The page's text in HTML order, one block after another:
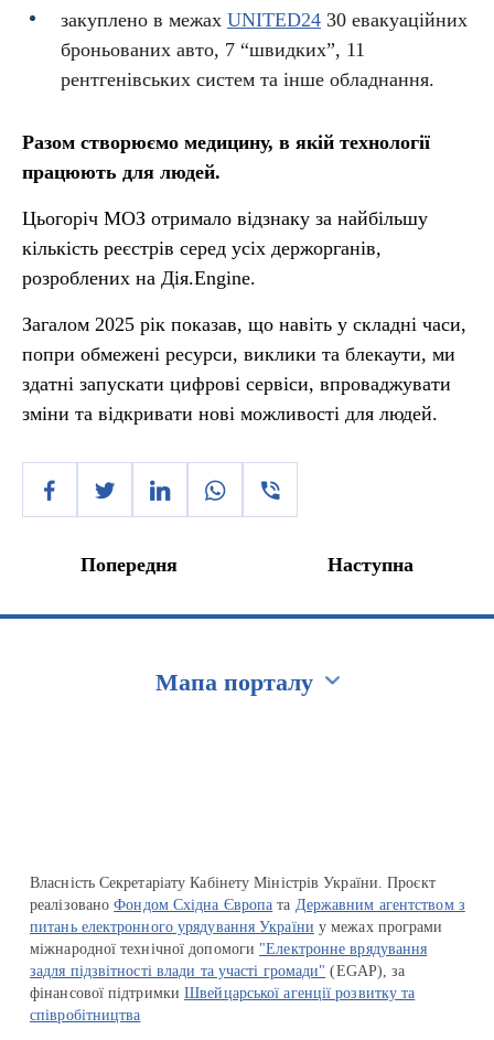
закуплено в межах UNITED24 30 евакуаційних
броньованих авто, 7 “швидких”, ⁠⁠11
рентгенівських систем та інше обладнання.
Разом створюємо медицину, в якій технології
працюють для людей.
Цьогоріч МОЗ отримало відзнаку за найбільшу
кількість реєстрів серед усіх держорганів,
розроблених на Дія.Engine.
Загалом 2025 рік показав, що навіть у складні часи,
попри обмежені ресурси, виклики та блекаути, ми
здатні запускати цифрові сервіси, впроваджувати
зміни та відкривати нові можливості для людей.
Попередня Наступна
Мапа порталу
Власність Секретаріату Кабінету Міністрів України. Проєкт
реалізованоФондом Східна Європа та Державним агентством з
питань електронного урядування України у межах програми
міжнародної технічної допомоги "Електронне врядування
задля підзвітності влади та участі громади" (EGAP), за
фінансової підтримкиШвейцарської агенції розвитку та
співробітництва